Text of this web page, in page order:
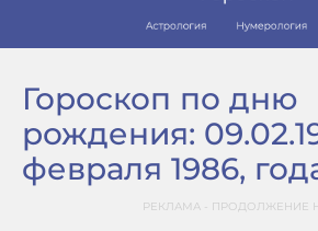
Гороскоп по дню
рождения:
февраля 1986,
РЕКЛАМА - ПРОДОЛЖЕНИЕ